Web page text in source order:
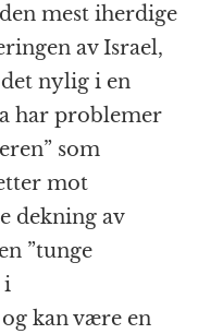
mest iherdige
av Israel,
nylig i en
har problemer
som
mot
dekning av
”tunge
i
kan være en